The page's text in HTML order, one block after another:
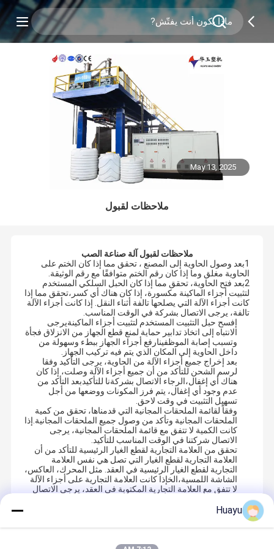
May 13, 2025
ملاحظات لقبول
ملاحظات لقبول آلة صناعة الصب
1بعد وصول الحاوية إلى المصنع ، تحقق مما إذا كان الختم على
الحاوية مغلق وما إذا كان رقم الختم متوافقًا مع رقم الوثيقة.
2بعد فتح الحاوية، تحقق مما إذا كان الحبل السلكي المستخدم
لتثبيت أجزاء الماكينة مكسورة، إذا كان هناك أي كسر،تحقق مما إذا
كانت أجزاء الآلة التي يصلحها تالفة أثناء النقل. إذا كانت أجزاء الآلة
تالفة، يرجى الاتصال بشركة في الوقت المناسب.
إفسح حبل التثبيت المستخدم لتثبيت أجزاء الماكينةيرجى
الانتباه إلى اتخاذ تدابير حماية لمنع قطع الجهاز من الانزلاق فجأة
وتسبب إصابة الموظفينارفع أجزاء الجهاز ببطء وسهولة من
داخل الحاوية إلى المكان الذي يتم فيه تركيب الجهاز.
بعد إخراج جميع أجزاء الآلة من الحاوية، يرجى التأكيد وفقا
لرسم الشحن للتأكد من أن جميع أجزاء الآلة وصلت، إذا كان
هناك أي إغفال،الرجاء الاتصال بشركةنا للتأكيدبعد التأكد من
عدم وجود أي إغفال، يتم فرز المكونات ووضعها من أجل
تسهيل التثبيت في وقت لاحق.
وفقاً لقائمة الملحقات المجانية التي قدمناها، تحقق من كمية
الملحقات المجانية وتأكد من وصول جميع الملحقات المجانية.إذا
كانت الكمية لا تتفق مع قائمة الملحقات المجانية، يرجى
الاتصال شركتنا في الوقت المناسب للتأكيد.
تحقق من العلامة التجارية لقطع الغيار الرئيسية للتأكد من أن
العلامة التجارية لقطع الغيار التي تصل هي نفس العلامة
التجارية لقطع الغيار الرئيسية في العقد. مثل المحرك، العاكس،
الشاشة اللمسية،الخإذا كانت العلامة التجارية على أجزاء الآلة
لا تتفق مع العلامة التجارية المكتوبة في العقد، يرجى الاتصال
Huayu